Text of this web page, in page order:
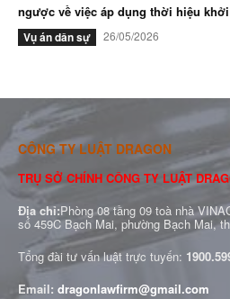
ngược về việc áp dụng thời hiệu
Vụ án dân sự 26/05/2026
CÔNG TY LUẬT DRAGON
TRỤ SỞ CHÍNH CÔNG TY LUẬT
Địa chỉ:Phòng 08 tầng 09 toà nhà
số 459C Bạch Mai, phường Bạch Mai,
Tổng đài tư vấn luật trực tuyến:
Email: dragonlawfirm@gmail.com